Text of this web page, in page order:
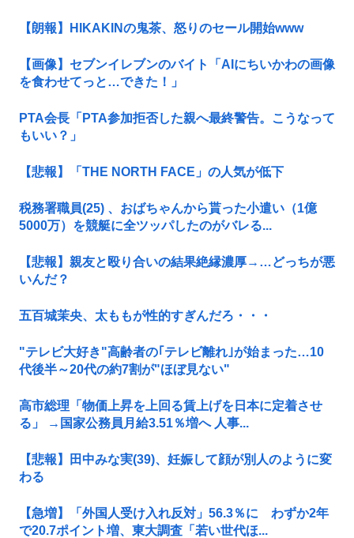
【朗報】HIKAKINの鬼茶、怒りのセール開始www
【画像】セブンイレブンのバイト「AIにちいかわの画像
を食わせてっと…できた！」
PTA会長「PTA参加拒否した親へ最終警告。こうなって
もいい？」
【悲報】「THE NORTH FACE」の人気が低下
税務署職員(25) 、おばちゃんから貰った小遣い（1億
5000万）を競艇に全ツッパしたのがバレる...
【悲報】親友と殴り合いの結果絶縁濃厚→…どっちが悪
いんだ？
五百城茉央、太ももが性的すぎんだろ・・・
"テレビ大好き"高齢者の｢テレビ離れ｣が始まった…10
代後半～20代の約7割が"ほぼ見ない"
高市総理「物価上昇を上回る賃上げを日本に定着させ
る」 →国家公務員月給3.51％増へ 人事...
【悲報】田中みな実(39)、妊娠して顔が別人のように変
わる
【急増】「外国人受け入れ反対」56.3％に わずか2年
で20.7ポイント増、東大調査「若い世代ほ...